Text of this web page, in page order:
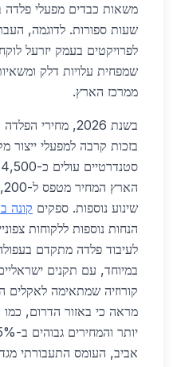
משאות כבדים מפעלי פלדה
שעות ספורות. לדוגמה,
ממרכז הארץ.
בשנת 2026, מחירי
בזכות קרבה למפעלי ייצור
שינוע נוספות. ספקים קונה
הנחות נוספות ללקוחות
לעיבוד פלדה מתקדם
במיוחד, עם תקנים
קורוזיה שמתאימה לאקלים
מראה כי באזור הדרום, כמו
אביב, העומס התעבורתי